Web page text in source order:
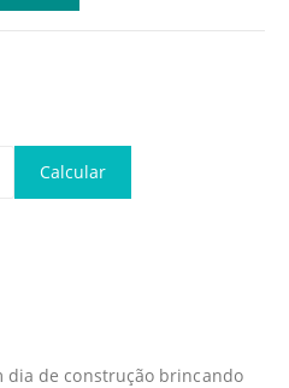
Calcular
dia de construção brincando